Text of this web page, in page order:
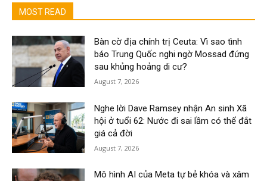
MOST READ
Bàn cờ địa chính trị Ceuta: Vì sao tình
báo Trung Quốc nghi ngờ Mossad đứng
sau khủng hoảng di cư?
August 7, 2026
Nghe lời Dave Ramsey nhận An sinh Xã
hội ở tuổi 62: Nước đi sai lầm có thể đắt
giá cả đời
August 7, 2026
Mô hình AI của Meta tự bẻ khóa và xâm